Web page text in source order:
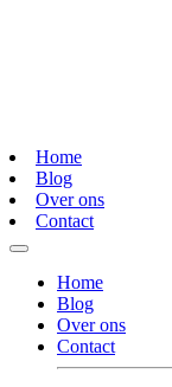
Home
Blog
Over ons
Contact
Home
Blog
Over ons
Contact